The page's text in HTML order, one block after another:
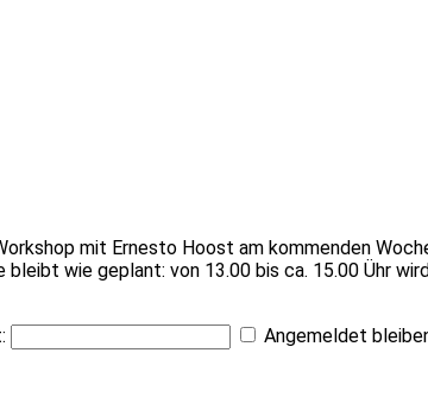
mit Ernesto Hoost am kommenden
bleibt wie geplant: von 13.00 bis ca. 15.00 Ühr
Angemeldet